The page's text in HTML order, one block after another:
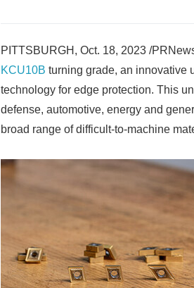
PITTSBURGH, Oct. 18, 2023 /
KCU10B turning grade, an innovative
technology for edge protection. This
defense, automotive, energy and
broad range of difficult-to-machine